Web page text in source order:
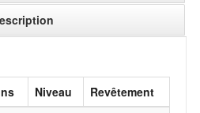
Niveau
Revêtement